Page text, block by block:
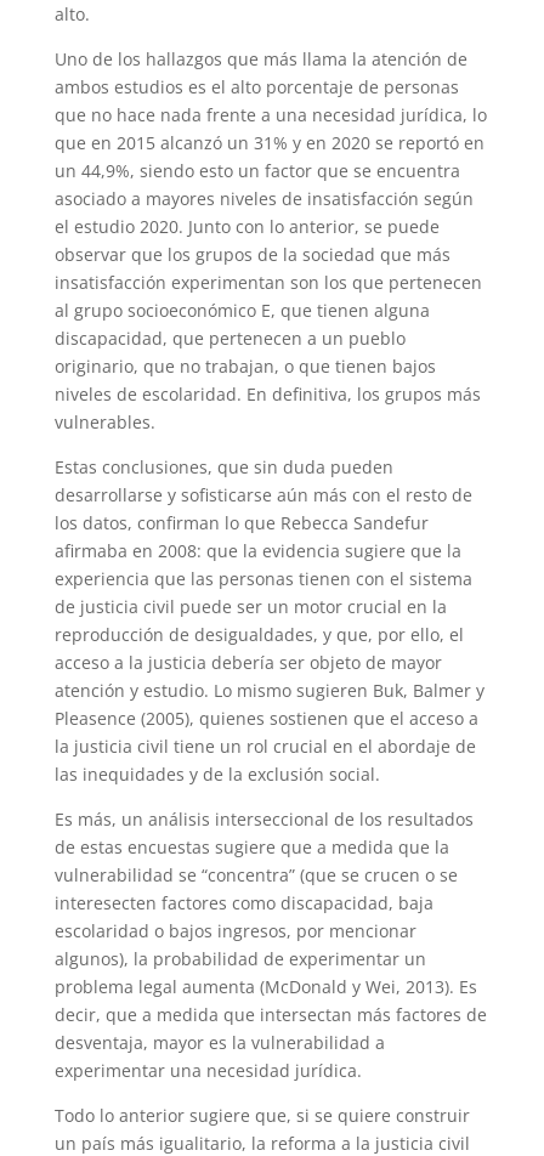
alto.
Uno de los hallazgos que más llama la atención de
ambos estudios es el alto porcentaje de personas
que no hace nada frente a una necesidad jurídica, lo
que en 2015 alcanzó un 31% y en 2020 se reportó en
un 44,9%, siendo esto un factor que se encuentra
asociado a mayores niveles de insatisfacción según
el estudio 2020. Junto con lo anterior, se puede
observar que los grupos de la sociedad que más
insatisfacción experimentan son los que pertenecen
al grupo socioeconómico E, que tienen alguna
discapacidad, que pertenecen a un pueblo
originario, que no trabajan, o que tienen bajos
niveles de escolaridad. En definitiva, los grupos más
vulnerables.
Estas conclusiones, que sin duda pueden
desarrollarse y sofisticarse aún más con el resto de
los datos, confirman lo que Rebecca Sandefur
afirmaba en 2008: que la evidencia sugiere que la
experiencia que las personas tienen con el sistema
de justicia civil puede ser un motor crucial en la
reproducción de desigualdades, y que, por ello, el
acceso a la justicia debería ser objeto de mayor
atención y estudio. Lo mismo sugieren Buk, Balmer y
Pleasence (2005), quienes sostienen que el acceso a
la justicia civil tiene un rol crucial en el abordaje de
las inequidades y de la exclusión social.
Es más, un análisis interseccional de los resultados
de estas encuestas sugiere que a medida que la
vulnerabilidad se “concentra” (que se crucen o se
interesecten factores como discapacidad, baja
escolaridad o bajos ingresos, por mencionar
algunos), la probabilidad de experimentar un
problema legal aumenta (McDonald y Wei, 2013). Es
decir, que a medida que intersectan más factores de
desventaja, mayor es la vulnerabilidad a
experimentar una necesidad jurídica.
Todo lo anterior sugiere que, si se quiere construir
un país más igualitario, la reforma a la justicia civil